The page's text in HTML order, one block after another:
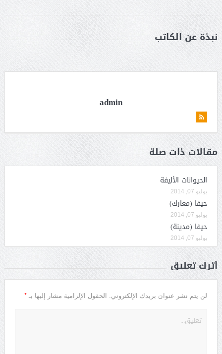
نبذة عن الكاتب
admin
مقالات ذات صلة
الحيوانات الأليفة
يوليو 07, 2014
حيفا (معارك)
يوليو 07, 2014
حيفا (مدينة)
يوليو 07, 2014
أترك تعليق
لن يتم نشر عنوان بريدك الإلكتروني. الحقول الإلزامية مشار إليها بـ *